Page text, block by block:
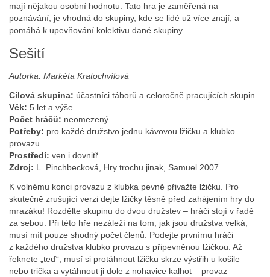
mají nějakou osobní hodnotu. Tato hra je zaměřená na
poznávání, je vhodná do skupiny, kde se lidé už více znají, a
pomáhá k upevňování kolektivu dané skupiny.
Sešití
Autorka: Markéta Kratochvílová
Cílová skupina: účastníci táborů a celoročně pracujících skupin
Věk: 5 let a výše
Počet hráčů: neomezený
Potřeby: pro každé družstvo jednu kávovou lžičku a klubko
provazu
Prostředí: ven i dovnitř
Zdroj: L. Pinchbecková, Hry trochu jinak, Samuel 2007
K volnému konci provazu z klubka pevně přivažte lžičku. Pro
skutečně zrušující verzi dejte lžičky těsně před zahájením hry do
mrazáku! Rozdělte skupinu do dvou družstev – hráči stojí v řadě
za sebou. Při této hře nezáleží na tom, jak jsou družstva velká,
musí mít pouze shodný počet členů. Podejte prvnímu hráči
z každého družstva klubko provazu s připevněnou lžičkou. Až
řeknete „teď“, musí si protáhnout lžičku skrze výstřih u košile
nebo trička a vytáhnout ji dole z nohavice kalhot – provaz